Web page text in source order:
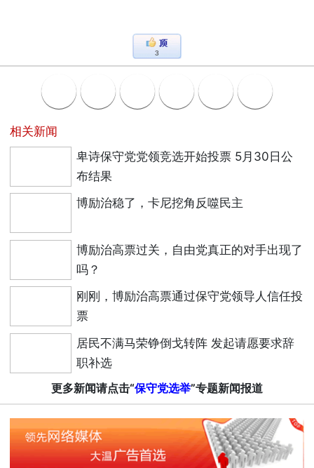
3
相关新闻
卑诗保守党党领竞选开始投票 5月30日公
布结果
博励治稳了，卡尼挖角反噬民主
博励治高票过关，自由党真正的对手出现了
吗？
刚刚，博励治高票通过保守党领导人信任投
票
居民不满马荣铮倒戈转阵 发起请愿要求辞
职补选
更多新闻请点击“保守党选举”专题新闻报道